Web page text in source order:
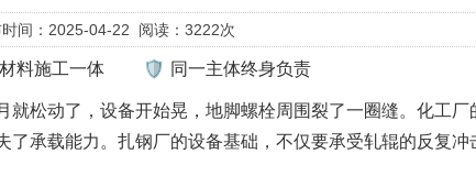
间：2025-04-22 阅读：3222次
料施工一体 🛡️ 同一主体终身负责
松动了，设备开始晃，地脚螺栓周围裂了一圈缝。化工
承载能力。扎钢厂的设备基础，不仅要承受轧辊的反复